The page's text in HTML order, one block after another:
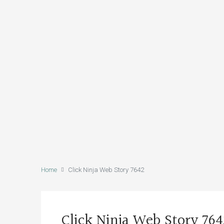
Home Click Ninja Web Story 7642